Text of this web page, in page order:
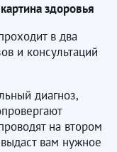
здоровья
в два
и консультаций
диагноз,
на втором
вам нужное